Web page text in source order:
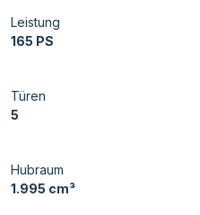
Leistung
165 PS
Türen
5
Hubraum
1.995 cm³